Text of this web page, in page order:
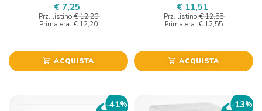
€ 7,25
Prz. listino € 12,20
Prima era € 12,20
shopping_cart ACQUISTA
€ 11,51
Prz. listino € 12,55
Prima era € 12,55
shopping_cart ACQUISTA
-41% -13%